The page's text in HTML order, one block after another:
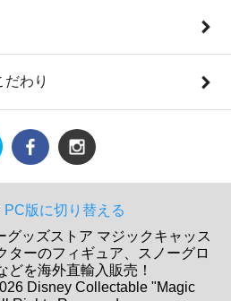
わり
PC版に切り替える
グッズストア マジックキャッス
ターのフィギュア、スノーグロ
どを海外直輸入販売！
Disney Collectable "Magic